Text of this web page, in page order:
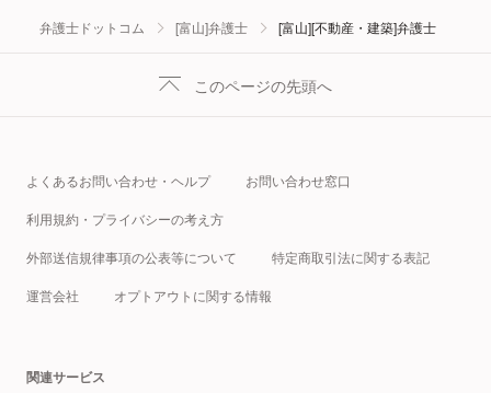
方にしてもらい、もとの工務店にその修理にかかった費用を請求することに
弁護士ドットコム [富山]弁護士 [富山][不動産・建築]弁護士
このページの先頭へ
よくあるお問い合わせ・ヘルプ お問い合わせ窓口
利用規約・プライバシーの考え方
外部送信規律事項の公表等について 特定商取引法に関する表記
運営会社 オプトアウトに関する情報
関連サービス